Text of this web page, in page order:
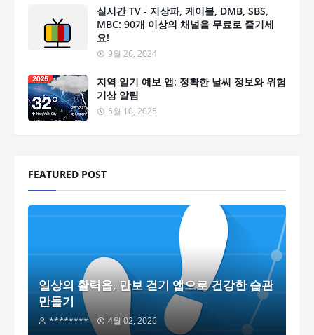
실시간 TV - 지상파, 케이블, DMB, SBS,
MBC: 90개 이상의 채널을 무료로 즐기세
요!
9월 26, 2024
지역 일기 예보 앱: 정확한 날씨 정보와 위험
기상 알림
5월 10, 2025
FEATURED POST
일상의 활력을, 만보 걷기 앱으로 건강한 습관
만들기
******** 4월 02, 2026